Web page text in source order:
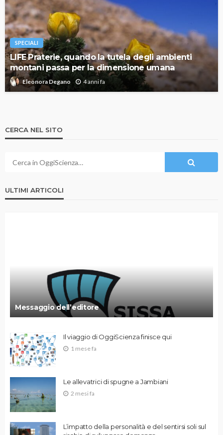
SPECIALI
LIFE Praterie, quando la tutela degli ambienti
montani passa per la dimensione umana
Eleonora Degano 4 anni fa
CERCA NEL SITO
ULTIMI ARTICOLI
Messaggio dell’editore
Il viaggio di OggiScienza finisce qui
1 mese fa
Le allevatrici di spugne a Jambiani
2 mesi fa
L’impatto della personalità e del sentirsi soli sul